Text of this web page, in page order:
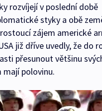
rozvíjejí v poslední době
styky a obě
zájem americké
již dříve uvedly, že do
přesunout většinu
mají polovinu.